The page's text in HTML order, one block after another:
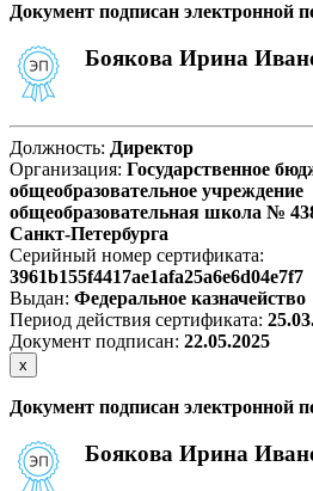
Документ подписан электронной
Боякова Ирина
Должность: Директор
Организация: Государственное
общеобразовательное учреждение
общеобразовательная школа №
Санкт-Петербурга
Серийный номер сертификата:
3961b155f4417ae1afa25a6e6d04e7f7
Выдан: Федеральное казначейство
Период действия сертификата:
Документ подписан: 22.05.2025
х
Документ подписан электронной
Боякова Ирина